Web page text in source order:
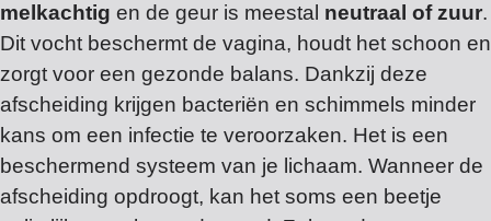
melkachtig en de geur is meestal neutraal of zuur.
Dit vocht beschermt de vagina, houdt het schoon en
zorgt voor een gezonde balans. Dankzij deze
afscheiding krijgen bacteriën en schimmels minder
kans om een infectie te veroorzaken. Het is een
beschermend systeem van je lichaam. Wanneer de
afscheiding opdroogt, kan het soms een beetje